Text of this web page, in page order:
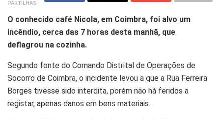
PARTILHAS
O conhecido café Nicola, em Coimbra, foi alvo um
incêndio, cerca das 7 horas desta manhã, que
deflagrou na cozinha.
Segundo fonte do Comando Distrital de Operações de
Socorro de Coimbra, o incidente levou a que a Rua Ferreira
Borges tivesse sido interdita, porém não há feridos a
registar, apenas danos em bens materiais.